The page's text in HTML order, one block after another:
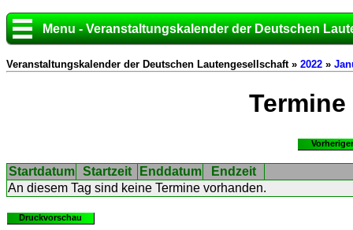
Menu - Veranstaltungskalender der Deutschen
Veranstaltungskalender der Deutschen Lautengesellschaft » 2022 »
Termine
Startdatum Startzeit Enddatum
Endzeit
An diesem Tag sind keine Termine vorhanden.
Druckvorschau